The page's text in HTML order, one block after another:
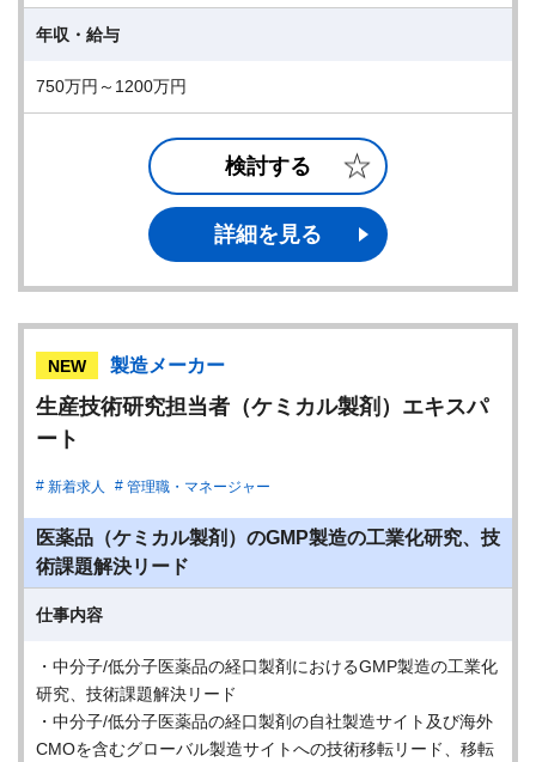
年収・給与
750万円～1200万円
検討する
詳細を見る
NEW 製造メーカー
生産技術研究担当者（ケミカル製剤）エキスパ
ート
新着求人 管理職・マネージャー
医薬品（ケミカル製剤）のGMP製造の工業化研究、技
術課題解決リード
仕事内容
・中分子/低分子医薬品の経口製剤におけるGMP製造の工業化
研究、技術課題解決リード
・中分子/低分子医薬品の経口製剤の自社製造サイト及び海外
CMOを含むグローバル製造サイトへの技術移転リード、移転